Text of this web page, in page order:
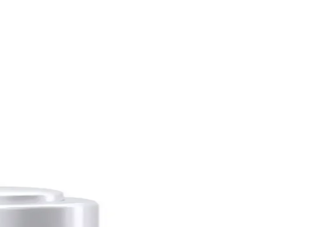
ve cilt yenilenmesini teşvik eden uygulamalar da ele
özet.